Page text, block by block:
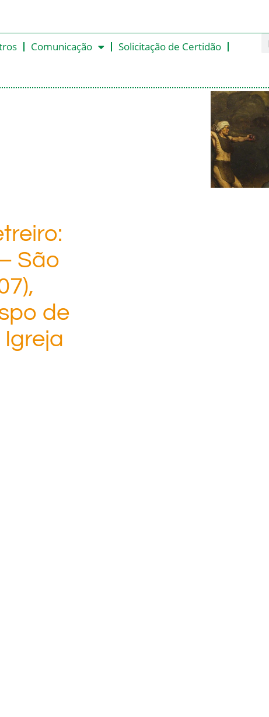
Comunicação
Solicitação de Certidão
São
de